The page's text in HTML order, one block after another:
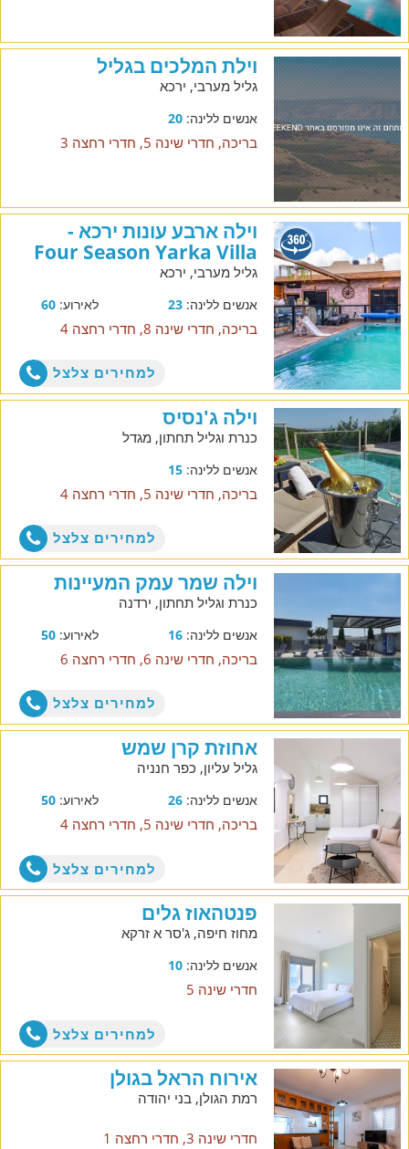
וילת המלכים בגליל
גליל מערבי, ירכא
אנשים ללינה:20
בריכה, חדרי שינה 5, חדרי רחצה 3
וילה ארבע עונות ירכא -
Four Season Yarka Villa
גליל מערבי, ירכא
אנשים ללינה:23 לאירוע:60
בריכה, חדרי שינה 8, חדרי רחצה 4
למחירים צלצל
וילה ג'נסיס
כנרת וגליל תחתון, מגדל
אנשים ללינה:15
בריכה, חדרי שינה 5, חדרי רחצה 4
למחירים צלצל
וילה שמר עמק המעיינות
כנרת וגליל תחתון, ירדנה
אנשים ללינה:16 לאירוע:50
בריכה, חדרי שינה 6, חדרי רחצה 6
למחירים צלצל
אחוזת קרן שמש
גליל עליון, כפר חנניה
אנשים ללינה:26 לאירוע:50
בריכה, חדרי שינה 5, חדרי רחצה 4
למחירים צלצל
פנטהאוז גלים
מחוז חיפה, ג'סר א זרקא
אנשים ללינה:10
חדרי שינה 5
למחירים צלצל
אירוח הראל בגולן
רמת הגולן, בני יהודה
חדרי שינה 3, חדרי רחצה 1